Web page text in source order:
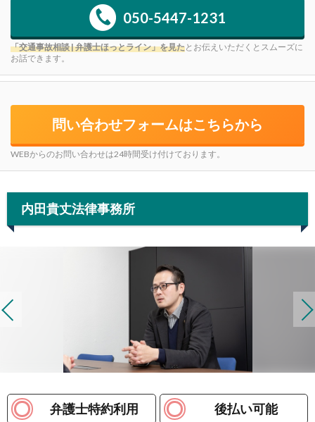
050-5447-1231
「交通事故相談 | 弁護士ほっとライン」を見たとお伝えいただくとスムーズに
お話できます。
問い合わせフォームはこちらから
WEBからのお問い合わせは24時間受け付けております。
内田貴丈法律事務所
弁護士特約利用 後払い可能